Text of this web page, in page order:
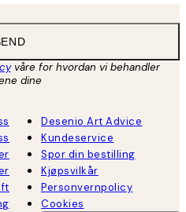
våre for hvordan vi behandler
dine
Desenio Art Advice
Kundeservice
Spor din bestilling
Kjøpsvilkår
Personvernpolicy
Cookies